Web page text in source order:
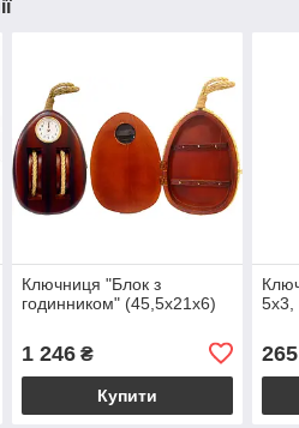
Ключниця "Блок з
годинником" (45,5х21х6)
1 246₴
Купити
265